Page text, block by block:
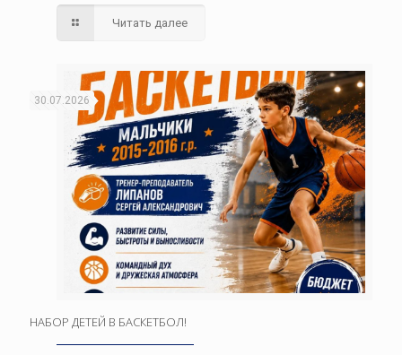
Читать далее
30.07.2026
НАБОР ДЕТЕЙ В БАСКЕТБОЛ!